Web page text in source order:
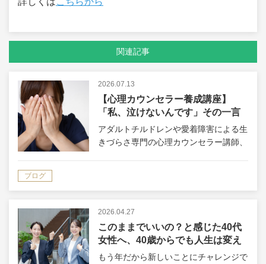
関連記事
2026.07.13
【心理カウンセラー養成講座】
「私、泣けないんです」その一言
が、私の価値観を変えました
アダルトチルドレンや愛着障害による生
きづらさ専門の心理カウンセラー講師、
何…
ブログ
2026.04.27
このままでいいの？と感じた40代
女性へ、40歳からでも人生は変え
られる
もう年だから新しいことにチャレンジで